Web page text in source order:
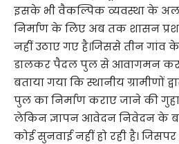
इसके भी वैकल्पिक व्यवस्था के
निर्माण के लिए अब तक शासन
नहीं उठाए गए है।जिससे तीन गांव
डालकर पैदल पुल से आवागमन
बताया गया कि स्थानीय ग्रामीणों
पुल का निर्माण कराए जाने की
लेकिन ज्ञापन आवेदन निवेदन के
कोई सुनवाई नहीं हो रही है।